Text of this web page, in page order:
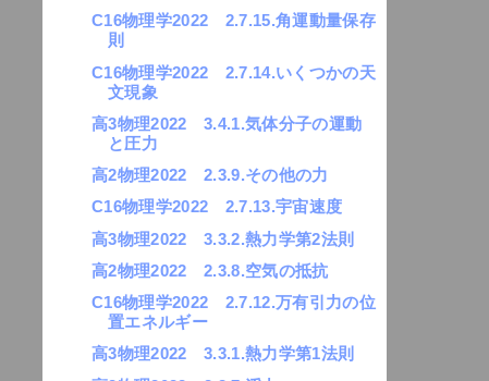
C16物理学2022 2.7.15.角運動量保存
則
C16物理学2022 2.7.14.いくつかの天
文現象
高3物理2022 3.4.1.気体分子の運動
と圧力
高2物理2022 2.3.9.その他の力
C16物理学2022 2.7.13.宇宙速度
高3物理2022 3.3.2.熱力学第2法則
高2物理2022 2.3.8.空気の抵抗
C16物理学2022 2.7.12.万有引力の位
置エネルギー
高3物理2022 3.3.1.熱力学第1法則